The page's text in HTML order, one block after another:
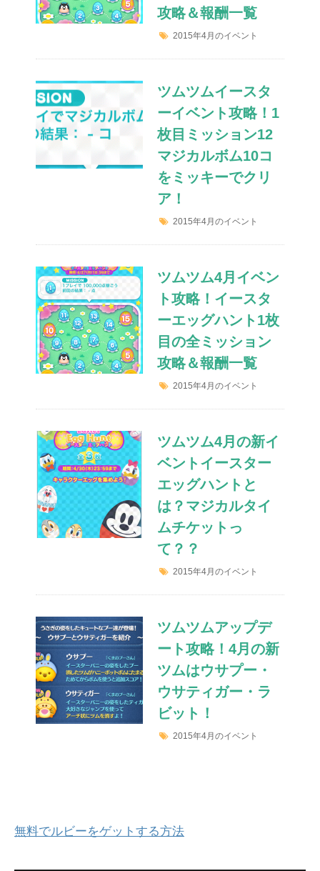
攻略＆報酬一覧
2015年4月のイベント
ツムツムイースタ
ーイベント攻略！1
枚目ミッション12
マジカルボム10コ
をミッキーでクリ
ア！
2015年4月のイベント
ツムツム4月イベン
ト攻略！イースタ
ーエッグハント1枚
目の全ミッション
攻略＆報酬一覧
2015年4月のイベント
ツムツム4月の新イ
ベントイースター
エッグハントと
は？マジカルタイ
ムチケットっ
て？？
2015年4月のイベント
ツムツムアップデ
ート攻略！4月の新
ツムはウサプー・
ウサティガー・ラ
ビット！
2015年4月のイベント
無料でルビーをゲットする方法